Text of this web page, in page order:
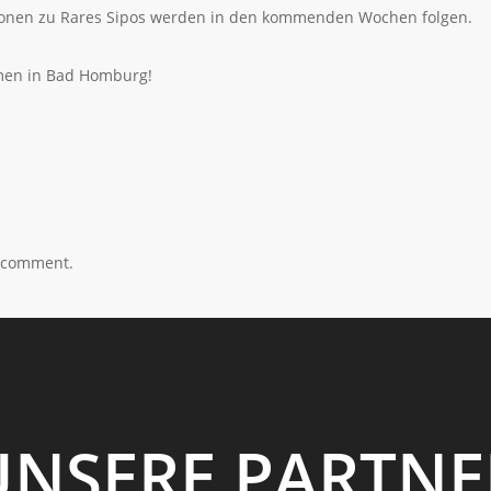
zu Rares Sipos werden in den kommenden Wochen folgen.
in Bad Homburg!